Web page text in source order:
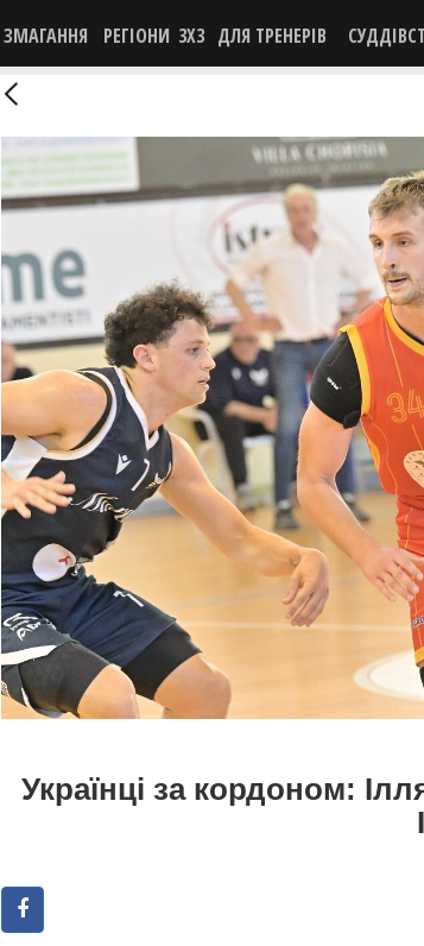
ЗМАГАННЯ РЕГІОНИ 3X3 ДЛЯ ТРЕНЕРІВ
Українці за кордоном: